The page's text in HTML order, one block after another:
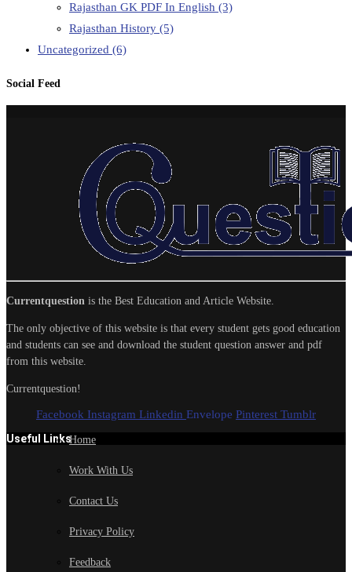
Rajasthan GK PDF In English (3)
Rajasthan History (5)
Uncategorized (6)
Social Feed
Currentquestion is the Best Education and Article Website.
The only objective of this website is that every student gets good education
and students can see and download the student question answer and pdf
from this website.
Currentquestion!
Facebook Instagram Linkedin Envelope Pinterest Tumblr
Useful LinksHome
Work With Us
Contact Us
Privacy Policy
Feedback